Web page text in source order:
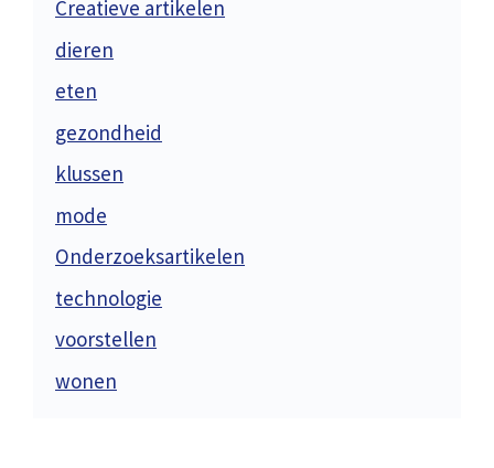
Creatieve artikelen
dieren
eten
gezondheid
klussen
mode
Onderzoeksartikelen
technologie
voorstellen
wonen